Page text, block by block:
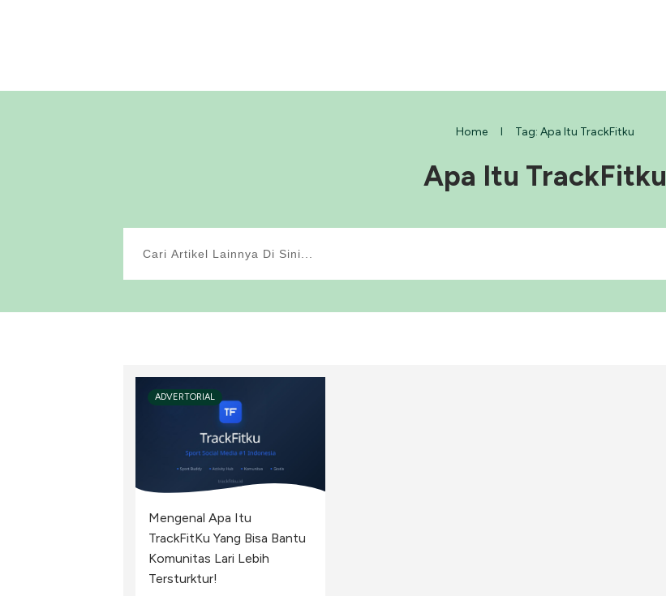
Home I Tag: Apa Itu TrackFitku
Apa Itu TrackFitku
ADVERTORIAL
Mengenal Apa Itu
TrackFitKu Yang Bisa Bantu
Komunitas Lari Lebih
Tersturktur!